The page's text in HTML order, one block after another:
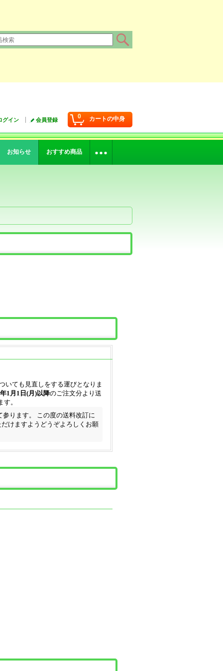
0 カートの中身
グイン 会員登録
お知らせ おすすめ商品
いても見直しをする運びとなりま
1月1日(月)以降のご注文分より送
。
ります。 この度の送料改訂に
けますようどうぞよろしくお願